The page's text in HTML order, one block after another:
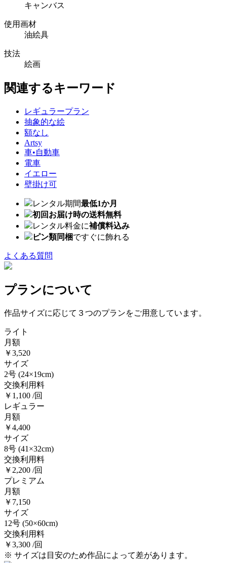
キャンバス
使用画材
油絵具
技法
絵画
関連するキーワード
レギュラープラン
抽象的な絵
額なし
Artsy
車•自動車
電車
イエロー
壁掛け可
レンタル期間最低1か月
初回お届け時の送料無料
レンタル料金に補償料込み
ピン類同梱ですぐに飾れる
よくある質問
プランについて
作品サイズに応じて３つのプランをご用意しています。
ライト
月額
￥3,520
サイズ
2号 (24×19cm)
交換利用料
￥1,100 /回
レギュラー
月額
￥4,400
サイズ
8号 (41×32cm)
交換利用料
￥2,200 /回
プレミアム
月額
￥7,150
サイズ
12号 (50×60cm)
交換利用料
￥3,300 /回
※ サイズは目安のため作品によって差があります。